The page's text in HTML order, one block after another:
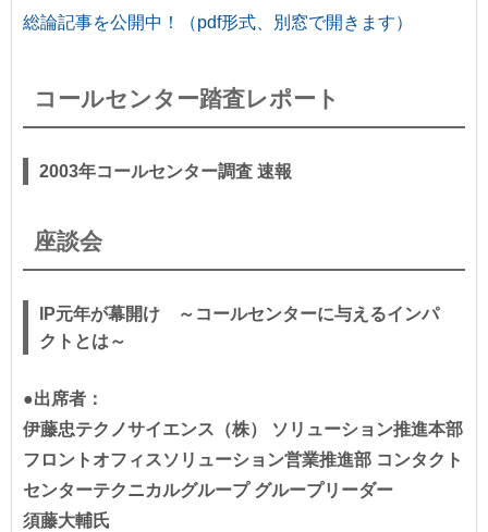
総論記事を公開中！（pdf形式、別窓で開きます）
コールセンター踏査レポート
2003年コールセンター調査 速報
座談会
IP元年が幕開け ～コールセンターに与えるインパ
クトとは～
●出席者：
伊藤忠テクノサイエンス（株） ソリューション推進本部
フロントオフィスソリューション営業推進部 コンタクト
センターテクニカルグループ グループリーダー
須藤大輔氏